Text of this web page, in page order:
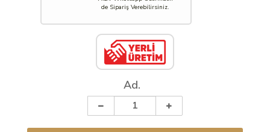
de Sipariş Verebilirsiniz.
Ad.